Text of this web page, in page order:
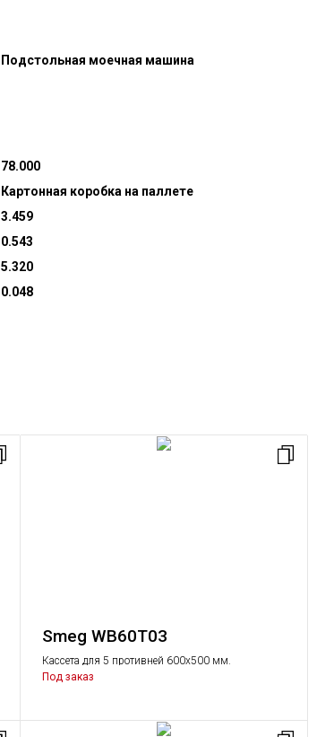
Подстольная моечная машина
78.000
Картонная коробка на паллете
3.459
0.543
5.320
0.048
Smeg WB60T03
Кассета для 5 противней 600х500 мм.
Под заказ